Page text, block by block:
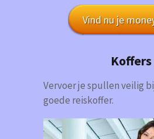
Vind nu je
Koffers
Vervoer je spullen veilig
goede reiskoffer.